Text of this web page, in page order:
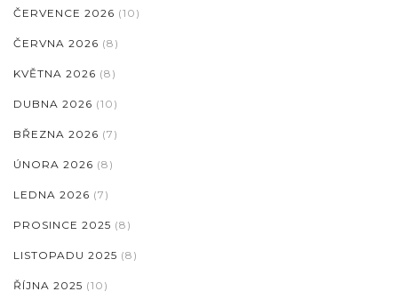
ČERVENCE 2026 (10)
ČERVNA 2026 (8)
KVĚTNA 2026 (8)
DUBNA 2026 (10)
BŘEZNA 2026 (7)
ÚNORA 2026 (8)
LEDNA 2026 (7)
PROSINCE 2025 (8)
LISTOPADU 2025 (8)
ŘÍJNA 2025 (10)